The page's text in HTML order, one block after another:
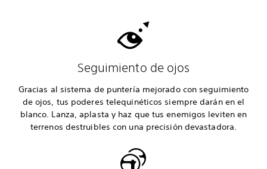
Seguimiento de ojos
Gracias al sistema de puntería mejorado con seguimiento
de ojos, tus poderes telequinéticos siempre darán en el
blanco. Lanza, aplasta y haz que tus enemigos leviten en
terrenos destruibles con una precisión devastadora.